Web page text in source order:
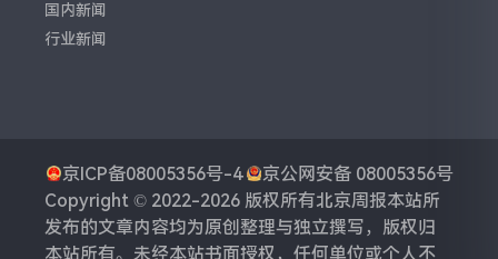
国内新闻
行业新闻
京ICP备08005356号-4
京公网安备 08005356号
Copyright © 2022-2026 版权所有北京周报本站所
发布的文章内容均为原创整理与独立撰写，版权归
本站所有。未经本站书面授权，任何单位或个人不